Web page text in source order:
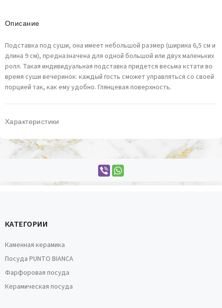
Описание
Подставка под суши, она имеет небольшой размер (ширина 6,5 см и
длина 9 см), предназначена для одной большой или двух маленьких
ролл. Такая индивидуальная подставка придется весьма кстати во
время суши вечеринок: каждый гость сможет управляться со своей
порцией так, как ему удобно. Глянцевая поверхность.
Характеристики
КАТЕГОРИИ
Каменная керамика
Посуда PUNTO BIANCA
Фарфоровая посуда
Керамическая посуда